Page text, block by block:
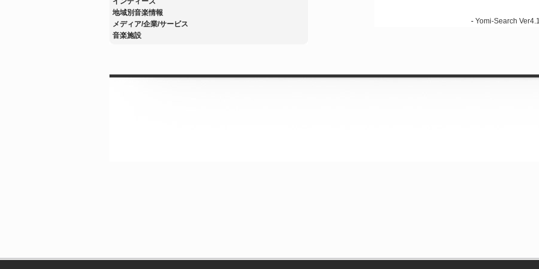
地域別音楽情報
メディア/企業/サービス
音楽施設
- Yomi-Search